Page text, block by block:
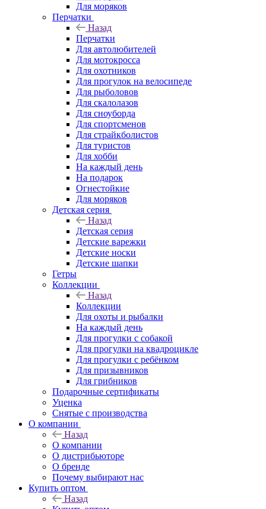
Для моряков
Перчатки
Назад
Перчатки
Для автолюбителей
Для мотокросса
Для охотников
Для прогулок на велосипеде
Для рыболовов
Для скалолазов
Для сноуборда
Для спортсменов
Для страйкболистов
Для туристов
Для хобби
На каждый день
На подарок
Огнестойкие
Для моряков
Детская серия
Назад
Детская серия
Детские варежки
Детские носки
Детские шапки
Гетры
Коллекции
Назад
Коллекции
Для охоты и рыбалки
На каждый день
Для прогулки с собакой
Для прогулки на квадроцикле
Для прогулки с ребёнком
Для призывников
Для грибников
Подарочные сертификаты
Уценка
Снятые с производства
О компании
Назад
О компании
О дистрибьюторе
О бренде
Почему выбирают нас
Купить оптом
Назад